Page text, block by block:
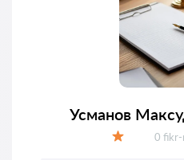
Усманов
Fikrlar:
0 fikr-